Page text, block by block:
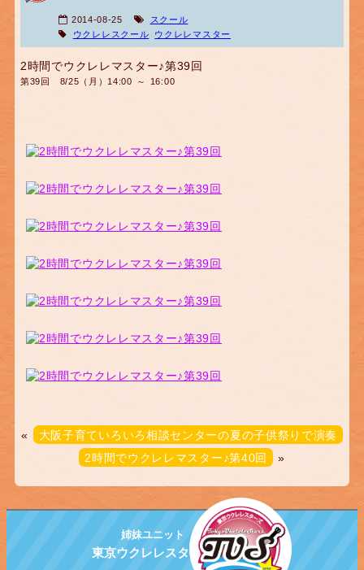
2014-08-25
スクール
ウクレレスクール
ウクレレマスター
2時間でウクレレマスター♪第39回
第39回 8/25（月）14:00 ～ 16:00
«
大阪子育ていろいろ相談センターの夏の子供祭りで演奏
2時間でウクレレマスター♪第40回
»
姉妹ユニット
東京ウクレレスターズ